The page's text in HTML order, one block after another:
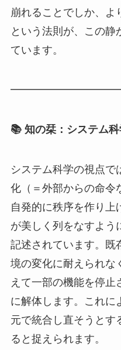
崩れることでしか、よ
という法則が、この
ています。
📚 知の栞：システム
システム科学の視点で
化（＝外部からの命令
自発的に秩序を作り上
が美しく列をなすよう
記述されています。既
境の変化に耐えられな
えて一部の機能を停止
に解体します。これに
元で統合し直そうとす
ると捉えられます。